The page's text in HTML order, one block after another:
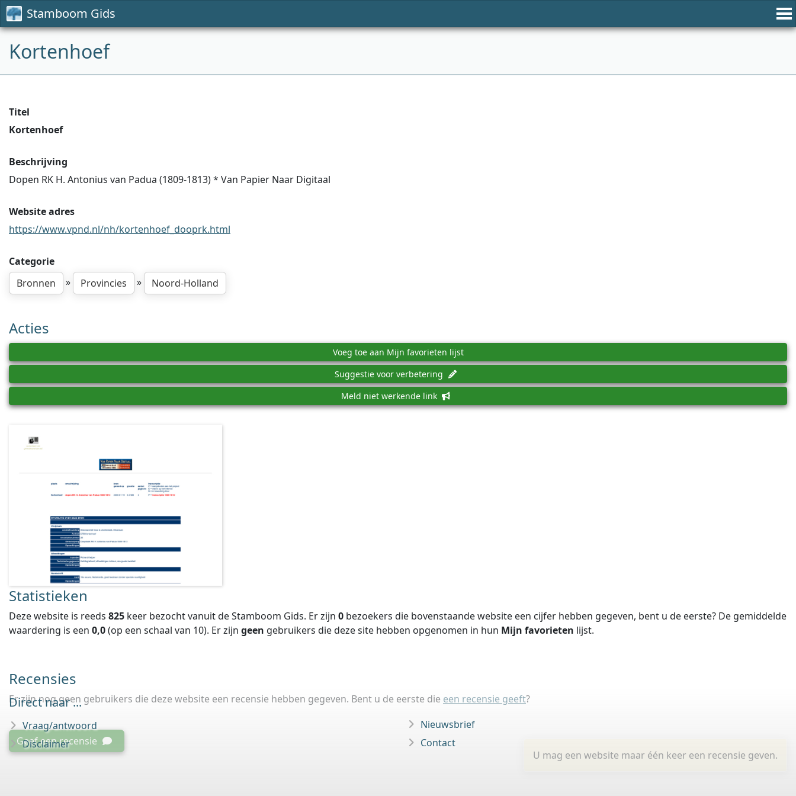
Stamboom Gids
Kortenhoef
Titel
Kortenhoef
Beschrijving
Dopen RK H. Antonius van Padua (1809-1813) * Van Papier Naar Digitaal
Website adres
https://www.vpnd.nl/nh/kortenhoef_dooprk.html
Categorie
Bronnen
» Provincies » Noord-Holland
Acties
Voeg toe aan Mijn favorieten lijst
Suggestie voor verbetering
Meld niet werkende link
Statistieken
Deze website is reeds 825 keer bezocht vanuit de Stamboom Gids. Er zijn 0 bezoekers die bovenstaande website een cijfer hebben gegeven, bent u de eerste? De gemiddelde
waardering is een 0,0(op een schaal van 10). Er zijn geen gebruikers die deze site hebben opgenomen in hun Mijn favorieten lijst.
Recensies
Er zijn nog geen gebruikers die deze website een recensie hebben gegeven. Bent u de eerste die een recensie geeft?
U mag een website maar één keer een recensie geven.
Geef een recensie
Direct naar ...
Vraag/antwoord
Disclaimer
Nieuwsbrief
Contact